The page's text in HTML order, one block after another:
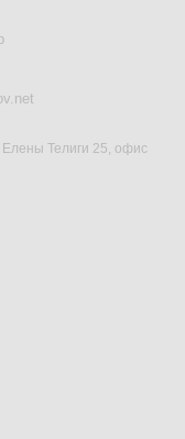
Елены Телиги 25, офис